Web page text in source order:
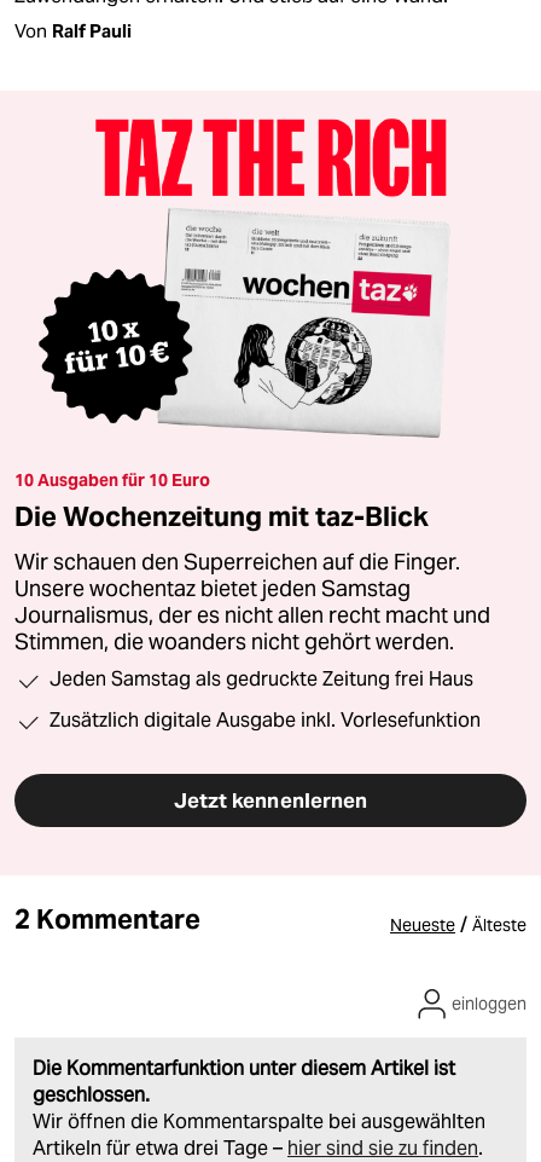
Von Ralf Pauli
10 Ausgaben für 10 Euro
Die Wochenzeitung mit taz-Blick
Wir schauen den Superreichen auf die Finger.
Unsere wochentaz bietet jeden Samstag
Journalismus, der es nicht allen recht macht und
Stimmen, die woanders nicht gehört werden.
Jeden Samstag als gedruckte Zeitung frei Haus
Zusätzlich digitale Ausgabe inkl. Vorlesefunktion
Jetzt kennenlernen
2 Kommentare Neueste / Älteste
Die Kommentarfunktion unter diesem Artikel ist
geschlossen.
Wir öffnen die Kommentarspalte bei ausgewählten
Artikeln für etwa drei Tage – hier sind sie zu finden.
einloggen